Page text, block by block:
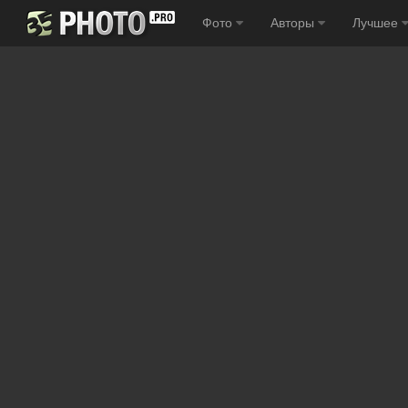
Фото Авторы Лучшее